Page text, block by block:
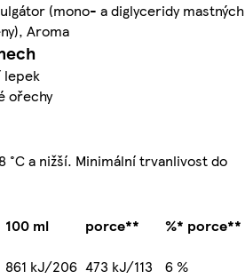
(mono- a diglyceridy mastných
Aroma
lepek
ořechy
a nižší. Minimální trvanlivost do
100 ml porce**
%* porce**
861 kJ/206 473 kJ/113
6 %